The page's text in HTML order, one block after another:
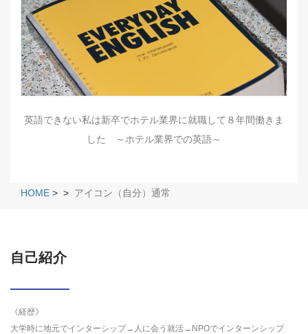
英語できない私は新卒でホテル業界に就職して８年間働きま
した ～ホテル業界での英語～
HOME > > アイコン（自分）通常
自己紹介
《経歴》
大学時に地元でインターシップ→人に会う就活→NPOでインターンシップ